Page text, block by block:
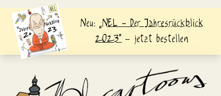
Neu: „NEL - Der Jahresrückblick
2023“– jetzt bestellen